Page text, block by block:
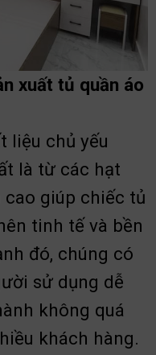
xuất tủ quần áo
liệu chủ yếu
là từ các hạt
giúp chiếc tủ
tinh tế và bền
đó, chúng có
sử dụng dễ
không quá
khách hàng.